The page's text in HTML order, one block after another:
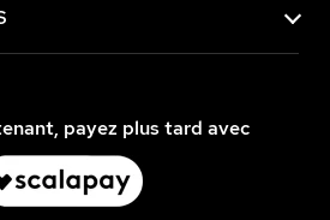
payez plus tard avec